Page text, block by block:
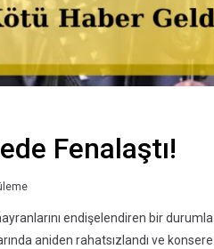
Fenalaştı!
endişelendiren bir
aniden rahatsızlandı ve